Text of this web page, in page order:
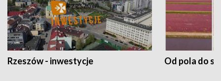
Rzeszów - inwestycje Od pola do